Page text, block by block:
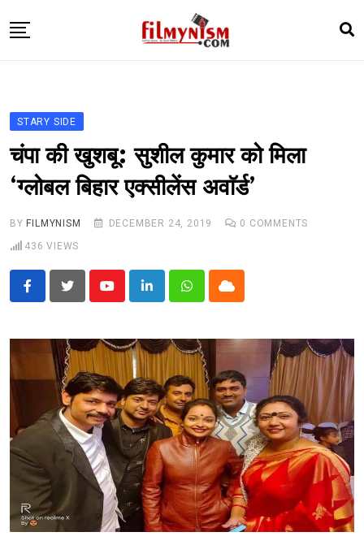
to
TELEVISION
BHOJPURI
NEWS ABTAK
STARRY SIDES
STARY SIDE
चंपा की खुशबू: सुशील कुमार को मिला
‘ग्लोबल बिहार एक्सीलेंस अवाॅर्ड’
BY FILMYNISM DECEMBER 24, 2019 0 COMMENTS
436 VIEWS
YoutubeLinkedInWhatsappCloud